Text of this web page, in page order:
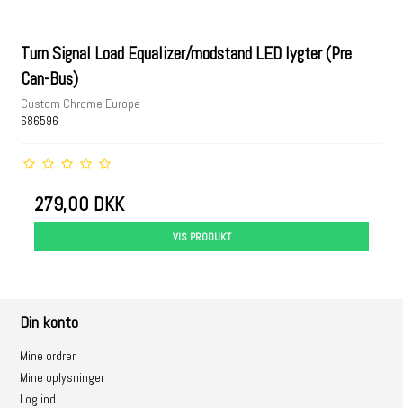
Turn Signal Load Equalizer/modstand LED lygter (Pre
Can-Bus)
Custom Chrome Europe
686596
279,00 DKK
VIS PRODUKT
Din konto
Mine ordrer
Mine oplysninger
Log ind